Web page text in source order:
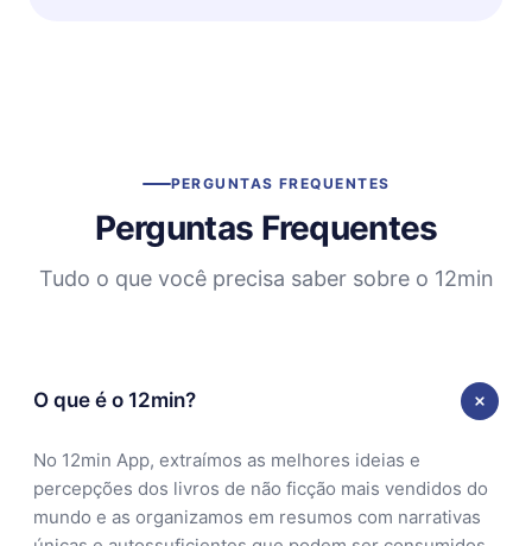
PERGUNTAS FREQUENTES
Perguntas Frequentes
Tudo o que você precisa saber sobre o 12min
O que é o 12min?
No 12min App, extraímos as melhores ideias e
percepções dos livros de não ficção mais vendidos do
mundo e as organizamos em resumos com narrativas